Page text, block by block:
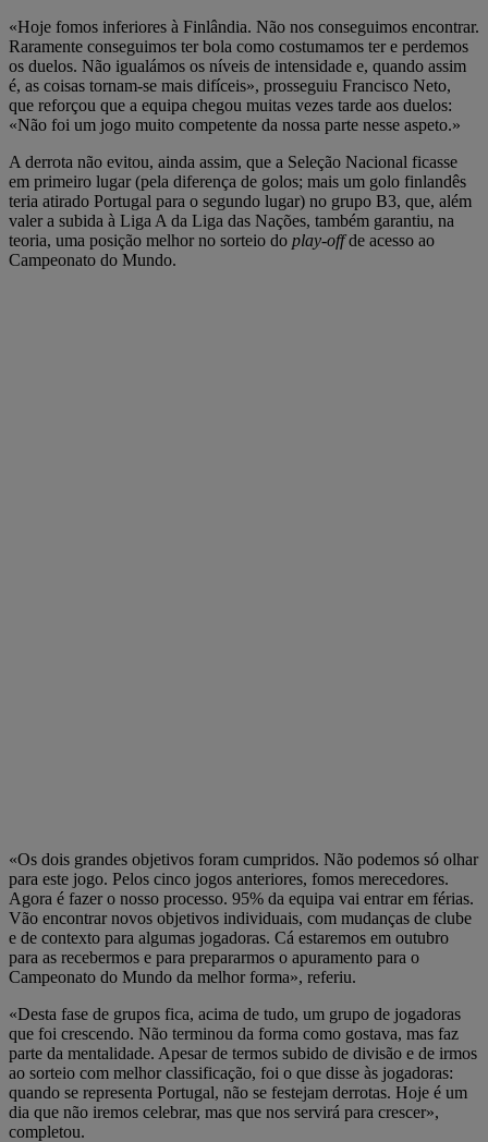
«Hoje fomos inferiores à Finlândia. Não nos conseguimos encontrar.
Raramente conseguimos ter bola como costumamos ter e perdemos
os duelos. Não igualámos os níveis de intensidade e, quando assim
é, as coisas tornam-se mais difíceis», prosseguiu Francisco Neto,
que reforçou que a equipa chegou muitas vezes tarde aos duelos:
«Não foi um jogo muito competente da nossa parte nesse aspeto.»
A derrota não evitou, ainda assim, que a Seleção Nacional ficasse
em primeiro lugar (pela diferença de golos; mais um golo finlandês
teria atirado Portugal para o segundo lugar) no grupo B3, que, além
valer a subida à Liga A da Liga das Nações, também garantiu, na
teoria, uma posição melhor no sorteio do play-offde acesso ao
Campeonato do Mundo.
«Os dois grandes objetivos foram cumpridos. Não podemos só olhar
para este jogo. Pelos cinco jogos anteriores, fomos merecedores.
Agora é fazer o nosso processo. 95% da equipa vai entrar em férias.
Vão encontrar novos objetivos individuais, com mudanças de clube
e de contexto para algumas jogadoras. Cá estaremos em outubro
para as recebermos e para prepararmos o apuramento para o
Campeonato do Mundo da melhor forma», referiu.
«Desta fase de grupos fica, acima de tudo, um grupo de jogadoras
que foi crescendo. Não terminou da forma como gostava, mas faz
parte da mentalidade. Apesar de termos subido de divisão e de irmos
ao sorteio com melhor classificação, foi o que disse às jogadoras:
quando se representa Portugal, não se festejam derrotas. Hoje é um
dia que não iremos celebrar, mas que nos servirá para crescer»,
completou.